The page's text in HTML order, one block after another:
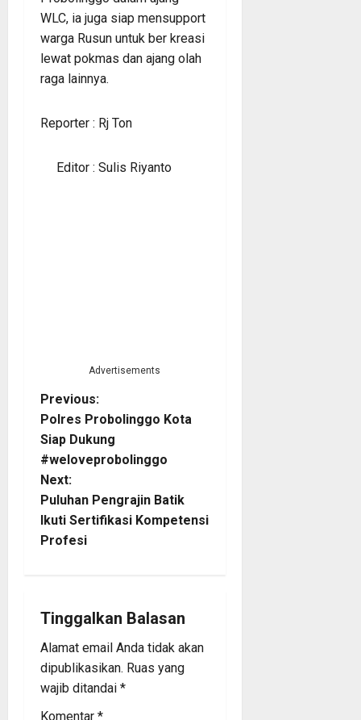
WLC, ia juga siap mensupport
warga Rusun untuk ber kreasi
lewat pokmas dan ajang olah
raga lainnya.
Reporter : Rj Ton
Editor : Sulis Riyanto
Advertisements
P
o
s
t
n
v
i
g
a
Previous:
Polres Probolinggo Kota
Siap Dukung
#weloveprobolinggo
Next:
Puluhan Pengrajin Batik
Ikuti Sertifikasi Kompetensi
Profesi
Tinggalkan Balasan
Alamat email Anda tidak akan
dipublikasikan. Ruas yang
wajib ditandai *
Komentar *